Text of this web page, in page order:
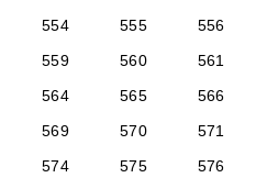
554
555 556
559
560 561
564
565 566
569
570 571
574
575 576